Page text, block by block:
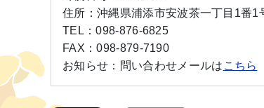
住所： 沖縄県浦添市安波茶一丁目1番1
TEL：098-876-6825
FAX：098-879-7190
お知らせ： 問い合わせメールは こちら